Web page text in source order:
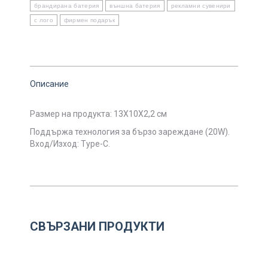
брандирана батерия външна батерия рекламни сувенири
с лого фирмен подарък
Описание
Размер на продукта: 13X10X2,2 см
Поддържа технология за бързо зареждане (20W).
Вход/Изход: Type-C.
СВЪРЗАНИ ПРОДУКТИ